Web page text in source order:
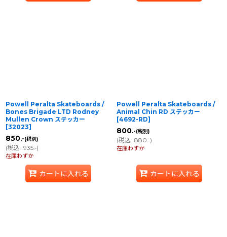
Powell Peralta Skateboards /
Bones Brigade LTD Rodney
Mullen Crown ステッカー
[32023]
850.-(税別)
(税込: 935.-)
在庫わずか
カートに入れる
Powell Peralta Skateboards /
Animal Chin RD ステッカー
[4692-RD]
800.-(税別)
(税込: 880 .-)
在庫わずか
カートに入れる